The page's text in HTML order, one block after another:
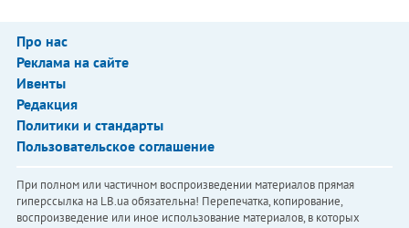
Про нас
Реклама на сайте
Ивенты
Редакция
Политики и стандарты
Пользовательское соглашение
При полном или частичном воспроизведении материалов прямая
гиперссылка на LB.ua обязательна! Перепечатка, копирование,
воспроизведение или иное использование материалов, в которых